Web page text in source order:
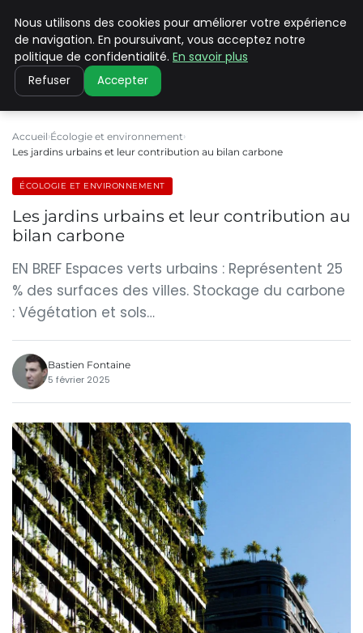
CLIMATE C ADVANCED
Accueil Écologie et environnement
Les jardins urbains et leur contribution au bilan carbone
ÉCOLOGIE ET ENVIRONNEMENT
Les jardins urbains et leur contribution au
bilan carbone
EN BREF Espaces verts urbains : Représentent 25
% des surfaces des villes. Stockage du carbone
: Végétation et sols…
Bastien Fontaine
5 février 2025
Nous utilisons des cookies pour améliorer votre expérience
de navigation. En poursuivant, vous acceptez notre
politique de confidentialité. En savoir plus
Refuser Accepter